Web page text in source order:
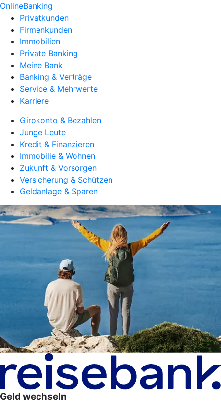
OnlineBanking
Privatkunden
Firmenkunden
Immobilien
Private Banking
Meine Bank
Banking & Verträge
Service & Mehrwerte
Karriere
Girokonto & Bezahlen
Junge Leute
Kredit & Finanzieren
Immobilie & Wohnen
Zukunft & Vorsorgen
Versicherung & Schützen
Geldanlage & Sparen
Geld wechseln